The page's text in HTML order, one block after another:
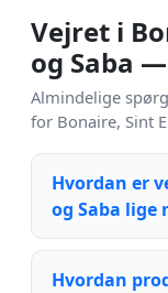
Vejret i
og Saba
Almindelige
for Bonaire, Sint
Hvordan er
og Saba lige
Hvordan